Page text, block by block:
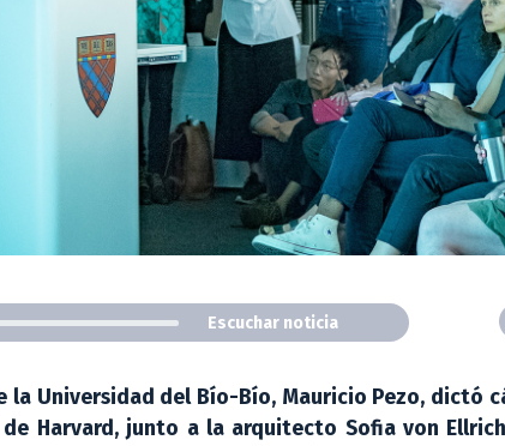
Escuchar noticia
Universidad del Bío-Bío, Mauricio Pezo, dictó
Harvard, junto a la arquitecto Sofia von